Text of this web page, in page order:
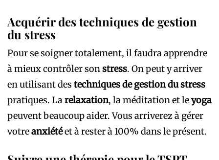
Acquérir des techniques de gestion
du stress
Pour se soigner totalement, il faudra apprendre
à mieux contrôler sonstress. On peut y arriver
en utilisant des techniques de gestion du stress
pratiques. Larelaxation, la méditation et leyoga
peuvent beaucoup aider. Vous arriverez à gérer
votreanxiétéet à rester à 100% dans le présent.